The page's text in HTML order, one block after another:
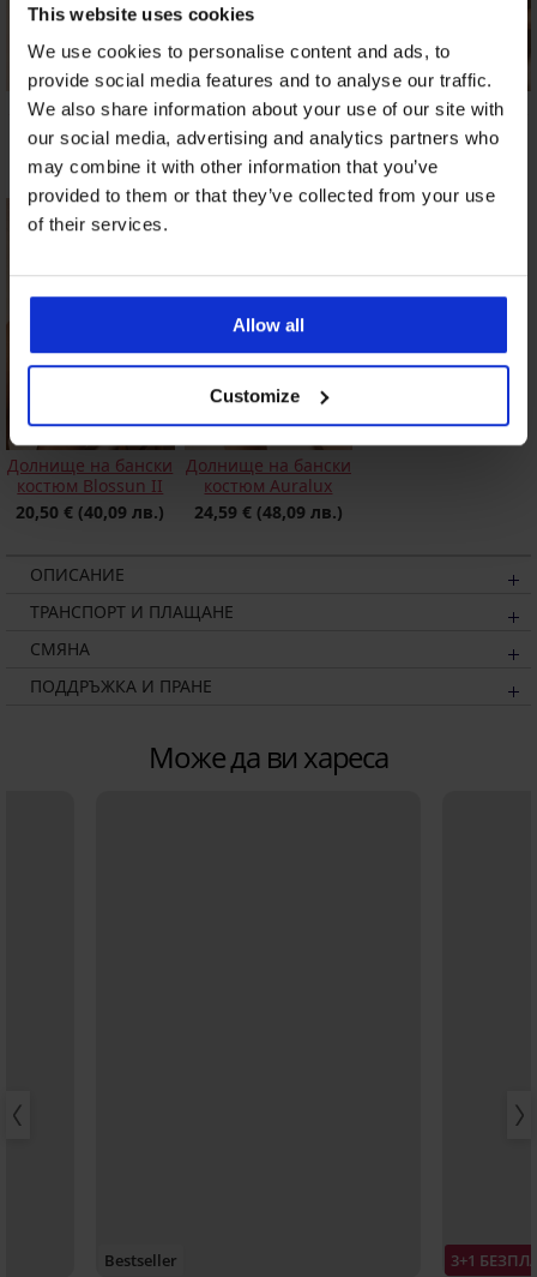
This website uses cookies
We use cookies to personalise content and ads, to
provide social media features and to analyse our traffic.
We also share information about your use of our site with
our social media, advertising and analytics partners who
may combine it with other information that you’ve
provided to them or that they’ve collected from your use
of their services.
Allow all
Customize
Горнище на бански
костюм NeoWild II
10,49 € (20,52 лв.)
Долнище на бански
костюм Lucia Noir
36,99 €(72,35 лв.)
Горнище на бански
костюм Wild
Feathers Push-Up
41,99 €(82,13 лв.)
Долнище на бански
костюм Blossun II
20,50 € (40,09 лв.)
Долнище на бански
костюм Auralux
24,59 € (48,09 лв.)
ОПИСАНИЕ
ТРАНСПОРТ И ПЛАЩАНЕ
СМЯНА
ПОДДРЪЖКА И ПРАНЕ
Може да ви хареса
Bestseller 3+1